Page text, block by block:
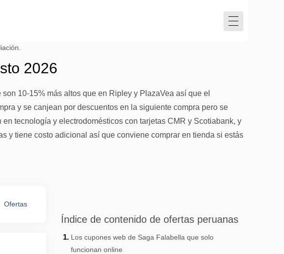
2026
10-15% más altos que en Ripley y PlazaVea así que el
y se canjean por descuentos en la siguiente compra pero se
tecnología y electrodomésticos con tarjetas CMR y Scotiabank, y
y tiene costo adicional así que conviene comprar en tienda si estás
Ofertas
Índice de contenido de ofertas peruanas
Los cupones web de Saga Falabella que solo
funcionan online